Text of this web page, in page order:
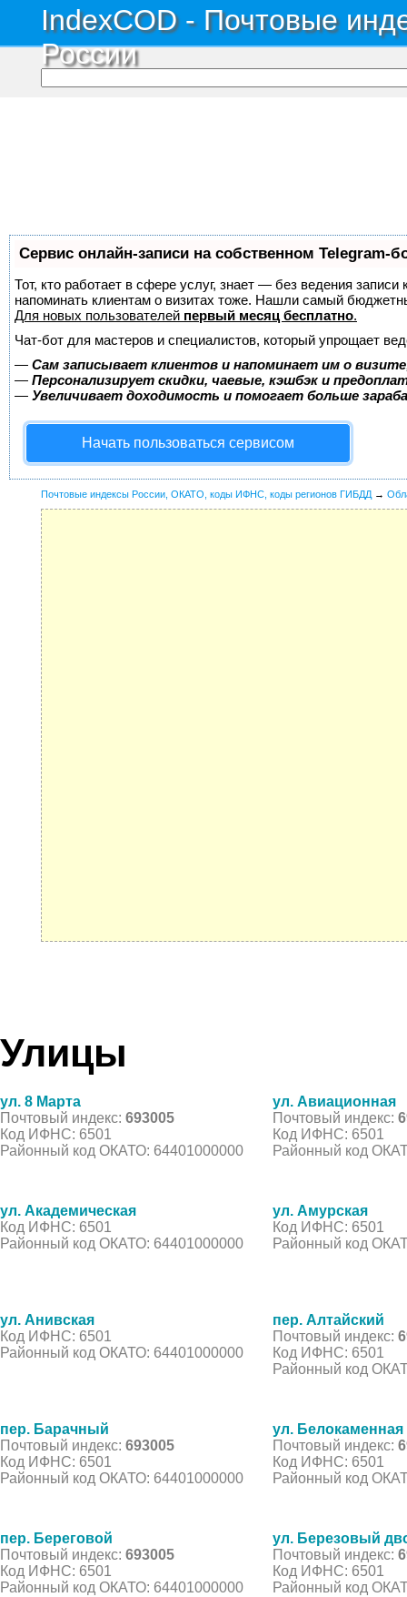
IndexCOD - Почтовые
России
Сервис онлайн-записи на собственном Telegram-
Тот, кто работает в сфере услуг, знает — без ведения
напоминать клиентам о визитах тоже. Нашли самый
Для новых пользователей первый месяц бесплатно.
Чат-бот для мастеров и специалистов, который упрощает
— Сам записывает клиентов и напоминает им о
— Персонализирует скидки, чаевые, кэшбэк и
— Увеличивает доходимость и помогает больше
Начать пользоваться сервисом
Почтовые индексы России, ОКАТО, коды ИФНС, коды регионов ГИБДД →
Улицы
ул. 8 Марта
Почтовый индекс: 693005
Код ИФНС: 6501
Районный код ОКАТО: 64401000000
ул. Авиационная
Почтовый индекс:
Код ИФНС: 6501
Районный код
ул. Академическая
Код ИФНС: 6501
Районный код ОКАТО: 64401000000
ул. Амурская
Код ИФНС: 6501
Районный код
ул. Анивская
Код ИФНС: 6501
Районный код ОКАТО: 64401000000
пер. Алтайский
Почтовый индекс:
Код ИФНС: 6501
Районный код
пер. Барачный
Почтовый индекс: 693005
Код ИФНС: 6501
Районный код ОКАТО: 64401000000
ул. Белокаменная
Почтовый индекс:
Код ИФНС: 6501
Районный код
пер. Береговой
Почтовый индекс: 693005
Код ИФНС: 6501
Районный код ОКАТО: 64401000000
ул. Березовый
Почтовый индекс:
Код ИФНС: 6501
Районный код